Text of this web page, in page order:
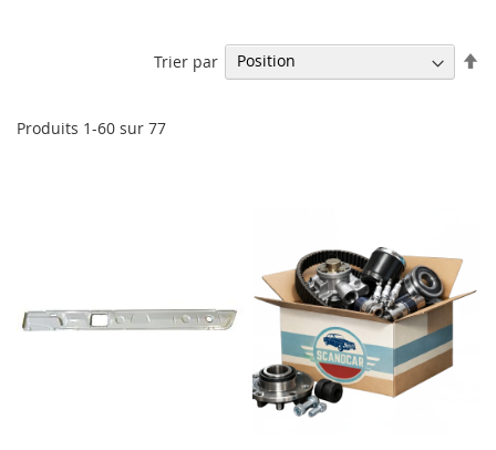
Produits 1-60 sur 77
Trier par